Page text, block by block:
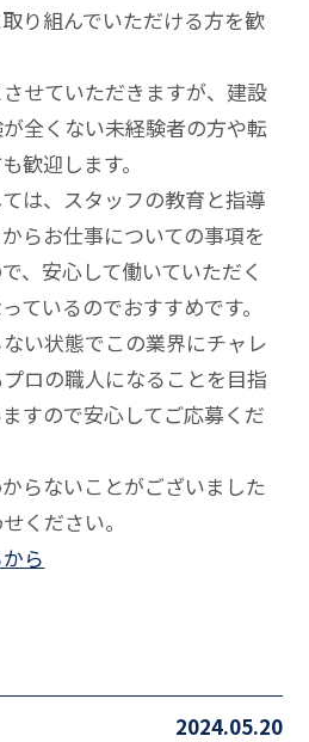
り組んでいただける方を歓
せていただきますが、建設
全くない未経験者の方や転
歓迎します。
は、スタッフの教育と指導
らお仕事についての事項を
、安心して働いていただく
ているのでおすすめです。
い状態でこの業界にチャレ
ロの職人になることを目指
すので安心してご応募くだ
らないことがございました
ください。
ら
2024.05.20